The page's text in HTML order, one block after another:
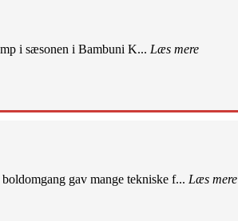
i sæsonen i Bambuni K... Læs mere
gav mange tekniske f... Læs mere